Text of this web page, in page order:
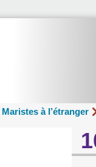
à l’étranger